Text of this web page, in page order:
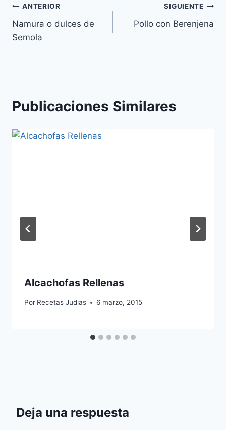
Navegación
de
ANTERIOR
Namura o dulces de
Semola
SIGUIENTE
Pollo con Berenjena
Publicaciones Similares
Alcachofas Rellenas
Por Recetas Judias 6 marzo, 2015
Deja una respuesta